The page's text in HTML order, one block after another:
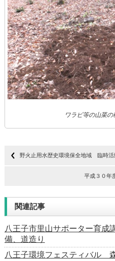
ワラビ等の山菜の
野火止用水歴史環境保全地域 臨時活
平成３０年
関連記事
八王子市里山サポーター育成
備、道造り
八王子環境フェスティバル